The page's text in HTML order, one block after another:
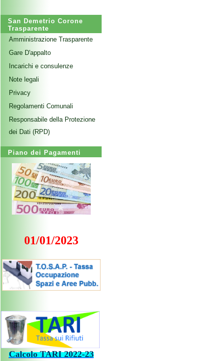
San Demetrio Corone
Trasparente
Amministrazione Trasparente
Gare D'appalto
Incarichi e consulenze
Note legali
Privacy
Regolamenti Comunali
Responsabile della Protezione
dei Dati (RPD)
Piano dei Pagamenti
01/01/2023
CalcoloTARI2022-23